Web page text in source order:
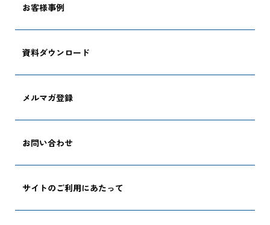
お客様事例
資料ダウンロード
メルマガ登録
お問い合わせ
サイトのご利用にあたって